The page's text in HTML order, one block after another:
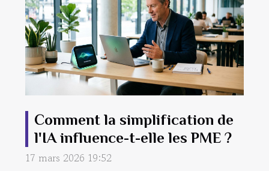
Comment la simplification de
l'IA influence-t-elle les PME ?
17 mars 2026 19:52